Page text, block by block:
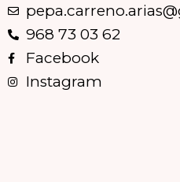
968 73 03 62
Facebook
Instagram